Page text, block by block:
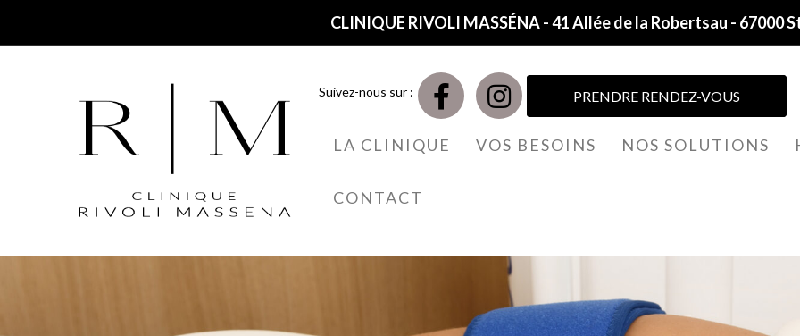
CLINIQUE RIVOLI MASSÉNA - 41 Allée de la Robertsau - 67000
Suivez-nous sur : PRENDRE RENDEZ-VOUS
LA CLINIQUE VOS BESOINS NOS SOLUTIONS
CONTACT